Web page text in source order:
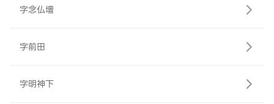
字念仏壇
字前田
字明神下